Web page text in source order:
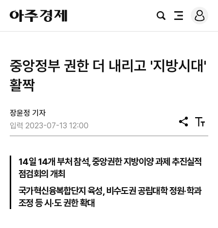
아
주
경
검
전
로
그
중앙정부 권한 더 내리고 '지방시대'
활짝
장윤정 기자
입력 2023-07-13 12:00
공
유
텍
스
기
14일 14개 부처 참석, 중앙권한 지방이양 과제 추진실적
점검회의 개최
국가혁신융복합단지 육성, 비수도권 공립대학 정원‧학과
조정 등 시‧도 권한 확대